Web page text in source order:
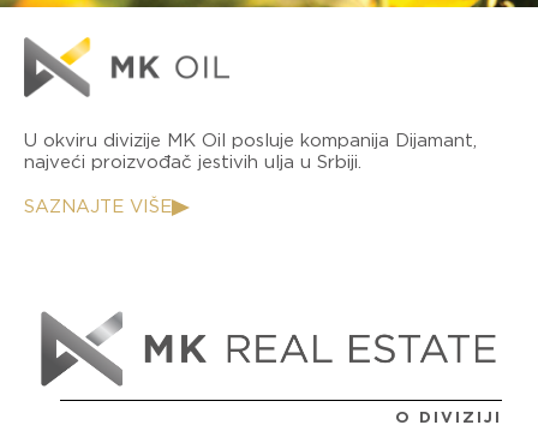
U okviru divizije MK Oil posluje kompanija Dijamant,
najveći proizvođač jestivih ulja u Srbiji.
SAZNAJTE VIŠE
O DIVIZIJI